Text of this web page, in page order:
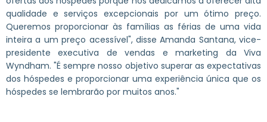
qualidade e serviços excepcionais por um ótimo preço.
Queremos proporcionar às famílias as férias de uma vida
inteira a um preço acessível", disse Amanda Santana, vice-
presidente executiva de vendas e marketing da Viva
Wyndham. "É sempre nosso objetivo superar as expectativas
dos hóspedes e proporcionar uma experiência única que os
hóspedes se lembrarão por muitos anos."